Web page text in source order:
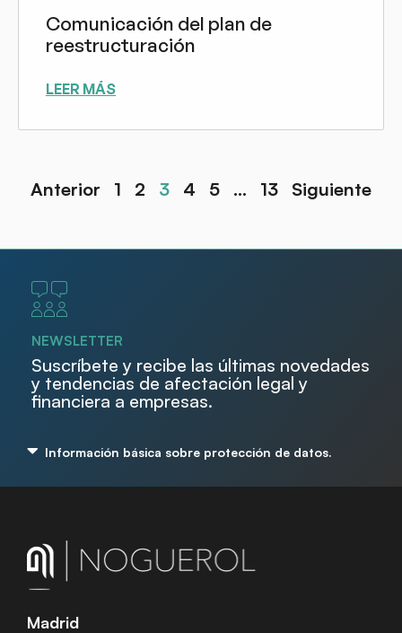
Comunicación del plan de
reestructuración
LEER MÁS
Anterior 1 2 3 4 5 … 13 Siguiente
NEWSLETTER
Suscríbete y recibe las últimas novedades
y tendencias de afectación legal y
financiera a empresas.
Información básica sobre protección de datos.
Madrid